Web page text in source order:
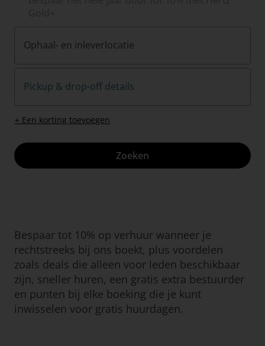
Ophaal- en inleverlocatie
Pickup & drop-off details
+ Een korting toevoegen
Zoeken
Bespaar tot 10% op verhuur wanneer je
rechtstreeks bij ons boekt, plus voordelen
zoals deals die alleen voor leden beschikbaar
zijn, sneller huren, een gratis extra bestuurder
en punten bij elke boeking die je kunt
inwisselen voor gratis huurdagen.